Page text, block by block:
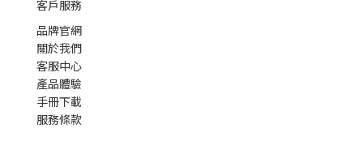
客戶服務
品牌官網
關於我們
客服中心
產品體驗
手冊下載
服務條款